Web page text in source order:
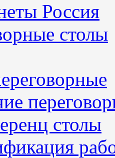
Россия
столы
столы